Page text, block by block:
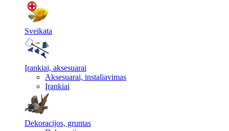
Sveikata
Įrankiai, aksesuarai
Aksesuarai, instaliavimas
Įrankiai
Dekoracijos, gruntas